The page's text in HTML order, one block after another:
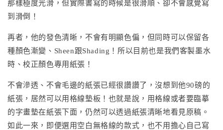
那樣極度光滑，但實際書寫的時候是很滑順、卻不會感覺寫
到滑倒！
再者，他的發色清晰，不會有明顯色偏，但同時可以保留各
種顏色漸變、Sheen跟Shading！所以目前也是我們客製墨水
時、校正顏色專用紙張！
不會滲透、不會毛邊的紙張已經很讚讚了，沒想到他90磅的
紙張，居然可以用格線墊板！也就是說，用格線或者要臨摹
的字畫墊在紙張下面，仍然可以透過紙張清晰地看見原稿。
如此一來，即便選用空白無格線的款式，也不用擔心自己寫